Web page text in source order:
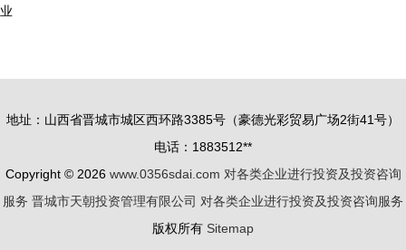
业
地址：山西省晋城市城区西环路3385号（豪德光彩贸易广场2街41号）
电话：1883512**
Copyright © 2026 www.0356sdai.com 对各类企业进行投资及投资咨询
服务 晋城市天朝投资管理有限公司 对各类企业进行投资及投资咨询服务
版权所有 Sitemap